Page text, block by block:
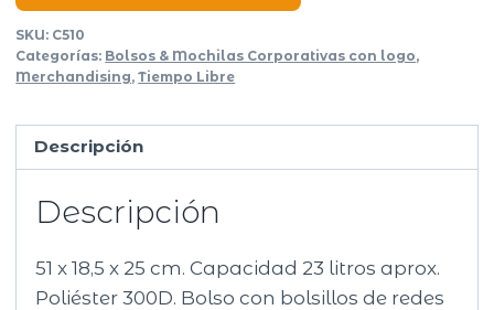
SKU: C510
Categorías: Bolsos & Mochilas Corporativas con logo,
Merchandising,Tiempo Libre
Descripción
Descripción
51 x 18,5 x 25 cm. Capacidad 23 litros aprox.
Poliéster 300D. Bolso con bolsillos de redes